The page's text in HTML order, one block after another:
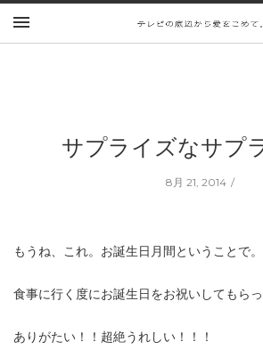
サプライズなサプ
8月 21, 2014
もうね、これ。お誕生日月間ということで。
食事に行く度にお誕生日をお祝いしてもらっ
ありがたい！！超絶うれしい！！！